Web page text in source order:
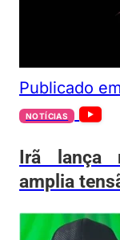
Publicado em
NOTÍCIAS
Irã lança
amplia